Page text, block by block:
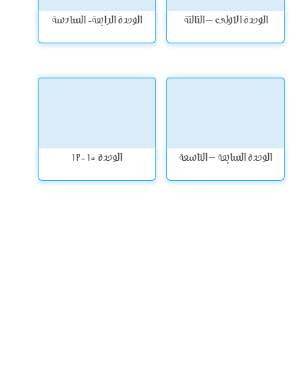
الوحدة الاولى – الثالثة الوحدة الرابعة- السادسة
الوحدة السابعة – التاسعة الوحدة 10 -12